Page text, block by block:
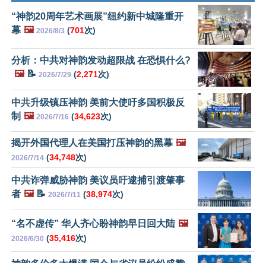
“神韵20周年艺术画展”纽约新中城隆重开
幕 🖼️ 2026/8/3 (701次)
分析：中共对神韵发动超限战 在恐惧什么?
🖼️📝 2026/7/29 (2,271次)
中共升级镇压神韵 美前大使吁多国积极反
制 🖼️ 2026/7/16 (34,623次)
揭开外国代理人在美国打压神韵的黑幕 🖼️
2026/7/14 (34,748次)
中共诈弹威胁神韵 美议员吁逮捕引渡肇事
者 🖼️📝 2026/7/11 (38,974次)
“名不虚传” 华人齐心盼神韵早日回大陆 🖼️
2026/6/30 (35,416次)